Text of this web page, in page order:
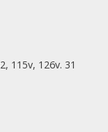
115v, 126v. 31